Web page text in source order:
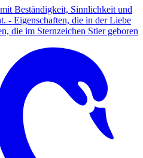
Beständigkeit, Sinnlichkeit und
- Eigenschaften, die in der Liebe
die im Sternzeichen Stier geboren